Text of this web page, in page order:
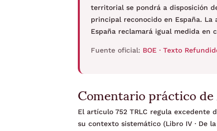
territorial se pondrá a disposición
principal reconocido en España.
España reclamará igual medida
Fuente oficial: BOE · Texto
Comentario práctico
El artículo 752 TRLC regula
su contexto sistemático (Libro IV · De